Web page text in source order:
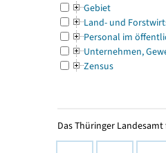
Gebiet
Land- und
Personal im
Unternehmen,
Zensus
Das Thüringer